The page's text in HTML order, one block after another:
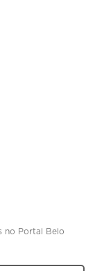
no Portal Belo